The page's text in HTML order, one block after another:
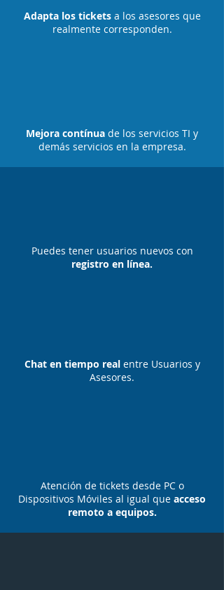
Adapta los ticketsa los asesores que
realmente corresponden.
Mejora contínua de los servicios TI y
demás servicios en la empresa.
Puedes tener usuarios nuevos con
registro en línea.
Chat en tiempo realentre Usuarios y
Asesores.
Atención de tickets desde PC o
Dispositivos Móviles al igual que acceso
remoto a equipos.